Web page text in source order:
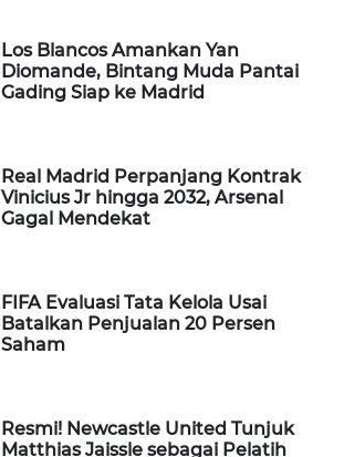
Los Blancos Amankan Yan
Diomande, Bintang Muda Pantai
Gading Siap ke Madrid
Real Madrid Perpanjang Kontrak
Vinicius Jr hingga 2032, Arsenal
Gagal Mendekat
FIFA Evaluasi Tata Kelola Usai
Batalkan Penjualan 20 Persen
Saham
Resmi! Newcastle United Tunjuk
Matthias Jaissle sebagai Pelatih